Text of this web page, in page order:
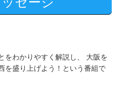
をわかりやすく解説し、 大阪を
を盛り上げよう！という番組で